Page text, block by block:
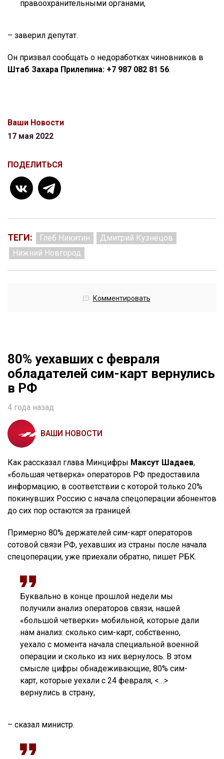
правоохранительными органами,
– заверил депутат.
Он призвал сообщать о недоработках чиновников в
Штаб Захара Прилепина: +7 987 082 81 56.
Ваши Новости
17 мая 2022
ПОДЕЛИТЬСЯ
ТЕГИ: Глеб Никитин
Дмитрий Кузнецов
Нижний Новгород
Комментировать
80% уехавших с февраля
обладателей сим-карт вернулись
в РФ
4 года назад
ВАШИ НОВОСТИ
Как рассказал глава Минцифры Максут Шадаев,
«большая четверка» операторов РФ предоставила
информацию, в соответствии с которой только 20%
покинувших Россию с начала спецоперации абонентов
до сих пор остаются за границей.
Примерно 80% держателей сим-карт операторов
сотовой связи РФ, уехавших из страны после начала
спецоперации, уже приехали обратно, пишет РБК.
Буквально в конце прошлой недели мы
получили анализ операторов связи, нашей
«большой четверки» мобильной, которые дали
нам анализ: сколько сим-карт, собственно,
уехало с момента начала специальной военной
операции и сколько из них вернулось. В этом
смысле цифры обнадеживающие, 80% сим-
карт, которые уехали с 24 февраля, <…>
вернулись в страну,
– сказал министр.